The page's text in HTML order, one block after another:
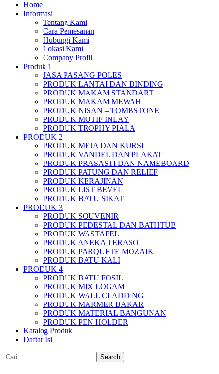
Home
Informasi
Tentang Kami
Cara Pemesanan
Hubungi Kami
Lokasi Kami
Company Profil
Produk 1
JASA PASANG POLES
PRODUK LANTAI DAN DINDING
PRODUK MAKAM STANDART
PRODUK MAKAM MEWAH
PRODUK NISAN – TOMBSTONE
PRODUK MOTIF INLAY
PRODUK TROPHY PIALA
PRODUK 2
PRODUK MEJA DAN KURSI
PRODUK VANDEL DAN PLAKAT
PRODUK PRASASTI DAN NAMEBOARD
PRODUK PATUNG DAN RELIEF
PRODUK KERAJINAN
PRODUK LIST BEVEL
PRODUK BATU SIKAT
PRODUK 3
PRODUK SOUVENIR
PRODUK PEDESTAL DAN BATHTUB
PRODUK WASTAFEL
PRODUK ANEKA TERASO
PRODUK PARQUETE MOZAIK
PRODUK BATU KALI
PRODUK 4
PRODUK BATU FOSIL
PRODUK MIX LOGAM
PRODUK WALL CLADDING
PRODUK MARMER BAKAR
PRODUK MATERIAL BANGUNAN
PRODUK PEN HOLDER
Katalog Produk
Daftar Isi
Search